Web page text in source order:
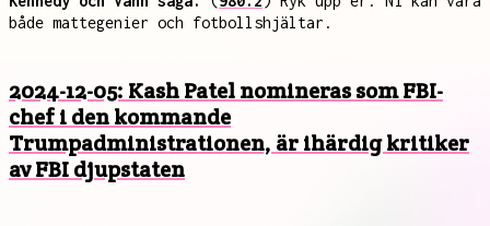
både mattegenier och fotbollshjältar.
2024-12-05: Kash Patel nomineras som FBI-
chef i den kommande
Trumpadministrationen, är ihärdig kritiker
av FBI djupstaten